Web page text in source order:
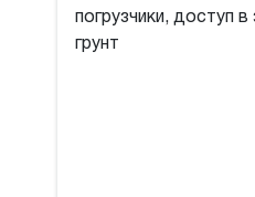
погрузчики, доступ в
грунт